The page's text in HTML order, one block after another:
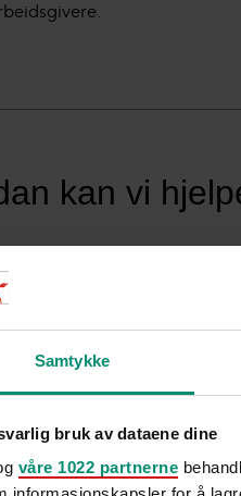
Samtykke
bruk av dataene dine
våre 1022 partnerne